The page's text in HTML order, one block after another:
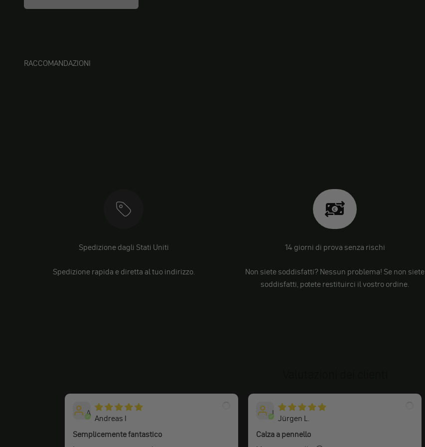
RACCOMANDAZIONI
Spedizione dagli Stati Uniti
Spedizione rapida e diretta al tuo indirizzo.
14 giorni di prova senza rischi
Non siete soddisfatti? Nessun problema! Se non siete
soddisfatti, potete restituirci il vostro ordine.
A Andreas I
Semplicemente fantastico
J Jürgen L.
Calza a pennello